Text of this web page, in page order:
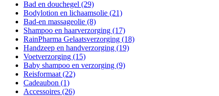
Bad en douchegel (29)
Bodylotion en lichaamsolie (21)
Bad-en massageolie (8)
Shampoo en haarverzorging (17)
RainPharma Gelaatsverzorging (18)
Handzeep en handverzorging (19)
Voetverzorging (15)
Baby shampoo en verzorging (9)
Reisformaat (22)
Cadeaubon (1)
Accessoires (26)